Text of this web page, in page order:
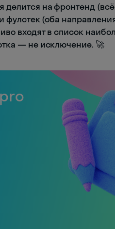
делится на фронтенд
фулстек (оба
входят в список
— не исключение. 🚀